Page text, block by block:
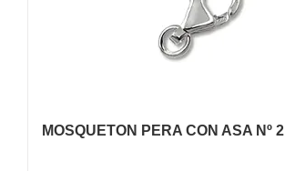
MOSQUETON PERA CON ASA Nº 2